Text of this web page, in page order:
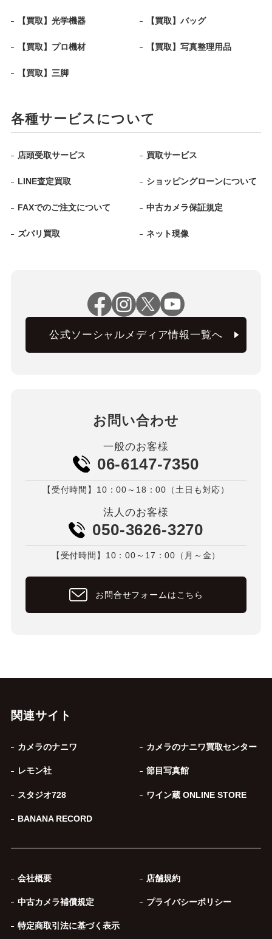
【買取】光学機器 【買取】バッグ
【買取】プロ機材 【買取】写真整理用品
【買取】三脚
各種サービスについて
店頭受取サービス 買取サービス
LINE査定買取 ショッピングローンについて
FAXでのご注文について 中古カメラ保証規定
ズバリ買取 ネット現像
公式ソーシャルメディア情報一覧へ
お問い合わせ
一般のお客様
06-6147-7350
【受付時間】10：00～18：00（土日も対応）
法人のお客様
050-3626-3270
【受付時間】10：00～17：00（月～金）
お問合せフォームはこちら
関連サイト
カメラのナニワ カメラのナニワ買取センター
レモン社 節目写真館
スタジオ728 ワイン蔵 ONLINE STORE
BANANA RECORD
会社概要 店舗規約
中古カメラ補償規定 プライバシーポリシー
特定商取引法に基づく表示